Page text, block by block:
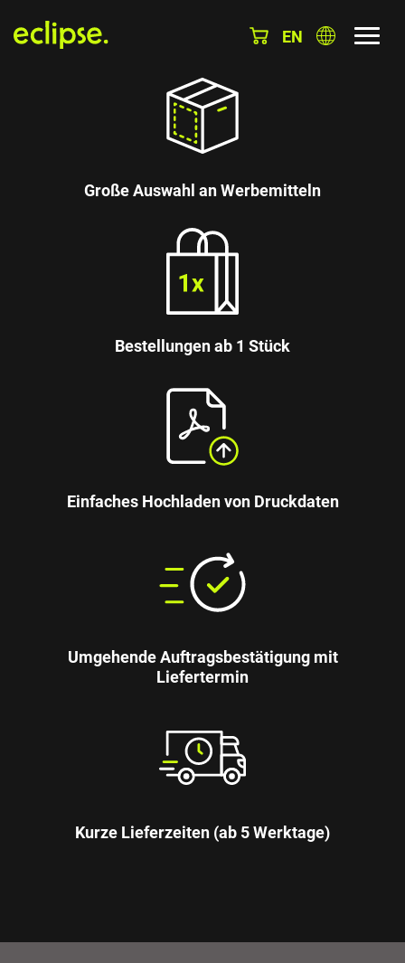
EN
Große Auswahl an Werbemitteln
Bestellungen ab 1 Stück
Einfaches Hochladen von Druckdaten
Umgehende Auftragsbestätigung mit
Liefertermin
Kurze Lieferzeiten (ab 5 Werktage)